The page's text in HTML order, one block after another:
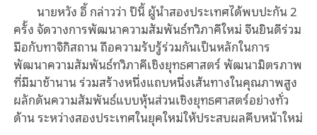
นายหวัง อี้ กล่าวว่า ปีนี้ ผู้นำสองประเทศได้พบปะกัน 2
ครั้ง จัดวางการพัฒนาความสัมพันธ์ทวิภาคีใหม่ จีนยินดีร่วม
มือกับทาจิกิสถาน ถือความรับรู้ร่วมกันเป็นหลักในการ
พัฒนาความสัมพันธ์ทวิภาคีเชิงยุทธศาสตร์ พัฒนามิตรภาพ
ที่มีมาช้านาน ร่วมสร้างหนึ่งแถบหนึ่งเส้นทางในคุณภาพสูง
ผลักดันความสัมพันธ์แบบหุ้นส่วนเชิงยุทธศาสตร์อย่างทั่ว
ด้าน ระหว่างสองประเทศในยุคใหม่ให้ประสบผลคืบหน้าใหม่